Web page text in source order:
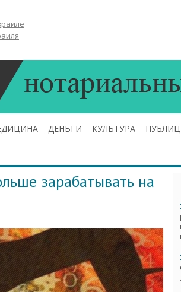
ДЕНЬГИ КУЛЬТУРА
зарабатывать на